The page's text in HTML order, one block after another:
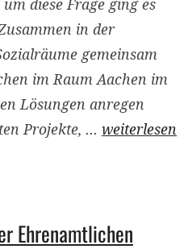
in der
gemeinsam
im Raum Aachen im
Lösungen anregen
Projekte, … weiterlesen
Ehrenamtlichen